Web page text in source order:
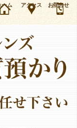
で質預かりしました。ニコン
任せ下さい。（2019年8月時
ーム アクセス お問合せ